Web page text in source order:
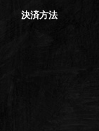
決済方法